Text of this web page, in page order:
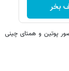
بخر
پوتین و همتای چینی